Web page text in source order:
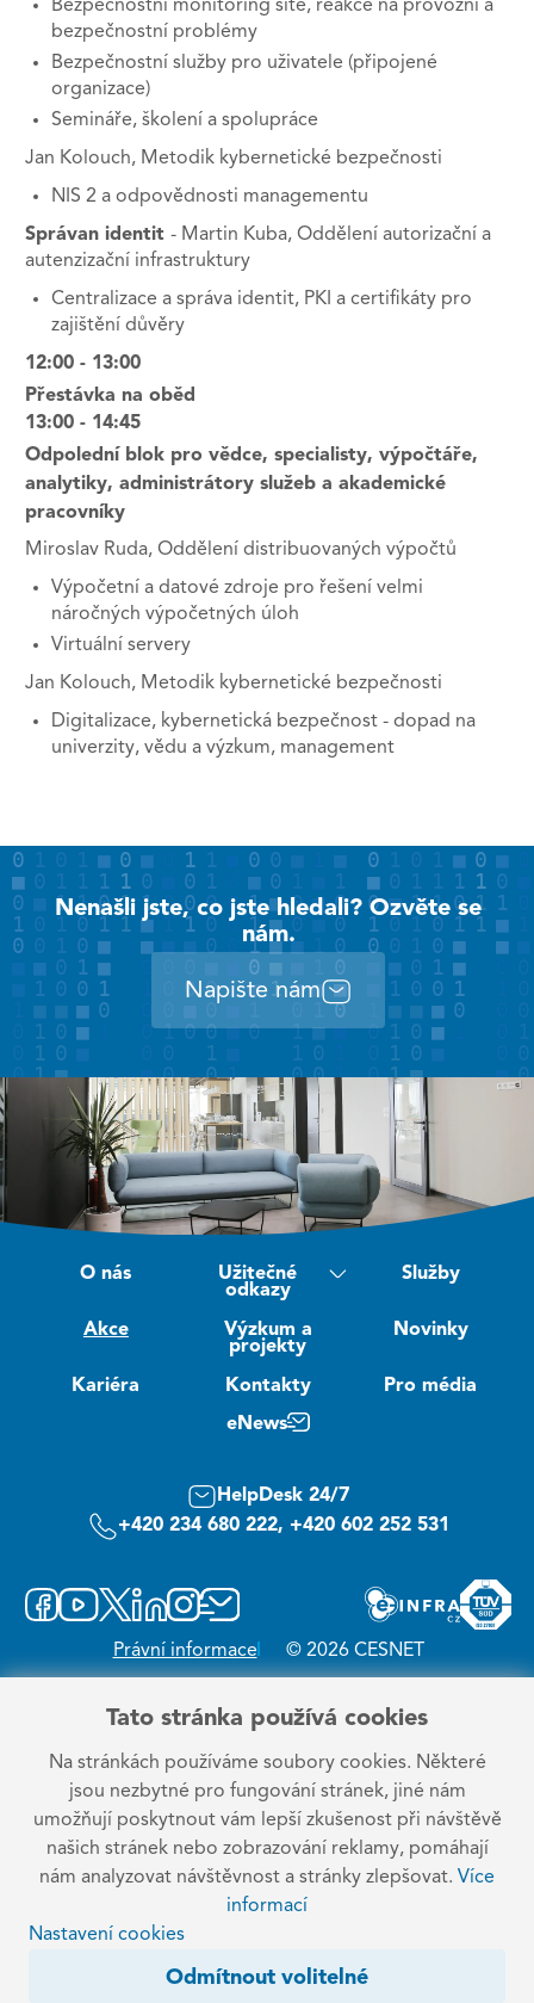
Bezpečnostní monitoring sítě, reakce na provozní a
bezpečnostní problémy
Bezpečnostní služby pro uživatele (připojené
organizace)
Semináře, školení a spolupráce
Jan Kolouch, Metodik kybernetické bezpečnosti
NIS 2 a odpovědnosti managementu
Správan identit - Martin Kuba, Oddělení autorizační a
autenzizační infrastruktury
Centralizace a správa identit, PKI a certifikáty pro
zajištění důvěry
12:00 - 13:00
Přestávka na oběd
13:00 - 14:45
Odpolední blok pro vědce, specialisty, výpočtáře,
analytiky, administrátory služeb a akademické
pracovníky
Miroslav Ruda, Oddělení distribuovaných výpočtů
Výpočetní a datové zdroje pro řešení velmi
náročných výpočetných úloh
Virtuální servery
Jan Kolouch, Metodik kybernetické bezpečnosti
Digitalizace, kybernetická bezpečnost - dopad na
univerzity, vědu a výzkum, management
Nenašli jste, co jste hledali? Ozvěte se
nám.
Napište nám
O nás
Užitečné
odkazy
Služby
Akce
Výzkum a
projekty
Novinky
Kariéra Kontakty Pro média
eNews
HelpDesk 24/7
+420 234 680 222, +420 602 252 531
Právní informace © 2026 CESNET
Tato stránka používá cookies
Na stránkách používáme soubory cookies. Některé
jsou nezbytné pro fungování stránek, jiné nám
umožňují poskytnout vám lepší zkušenost při návštěvě
našich stránek nebo zobrazování reklamy, pomáhají
nám analyzovat návštěvnost a stránky zlepšovat. Více
informací
Nastavení cookies
Odmítnout volitelné